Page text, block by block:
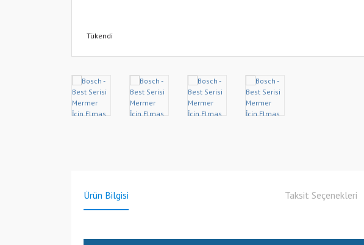
Tükendi
Ürün Bilgisi Taksit Seçenekleri